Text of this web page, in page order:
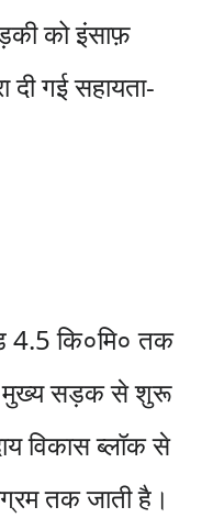
को इंसाफ़
दी गई सहायता-
4.5 कि०मि० तक
मुख्य सड़क से शुरू
विकास ब्लॉक से
तक जाती है।